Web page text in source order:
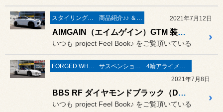
スタイリング系 ホイール＆タイヤ＆エアロパーツ 商品紹介♪♪ ＆ ”フィール”からのお知らせ。 2021年7月12日
AIMGAIN（エイムゲイン）GTM 装着作業 ／ レクサス GYL25W RX450h
いつも project Feel Book♪ をご覧頂いている
FORGED WHEELS サスペンション交換
4輪アライメント測定＆調整
2021年7月8日
BBS RF ダイヤモンドブラック（DB）& ポテンザ S007A と テイン MONO Sport 装着など 足回り“一括お造り”作業 ／ ホンダ NA1 NSX
いつも project Feel Book♪ をご覧頂いている